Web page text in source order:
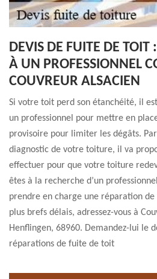
DEVIS DE FUITE DE TOIT
À UN PROFESSIONNEL
COUVREUR ALSACIEN
Si votre toit perd son étanchéité, il
un professionnel pour mettre en
provisoire pour limiter les dégâts.
diagnostic de votre toiture, il va
effectuer pour que votre toiture
êtes à la recherche d’un
prendre en charge une réparation
plus brefs délais, adressez-vous à
Henflingen, 68960. Demandez-lui le
réparations de fuite de toit